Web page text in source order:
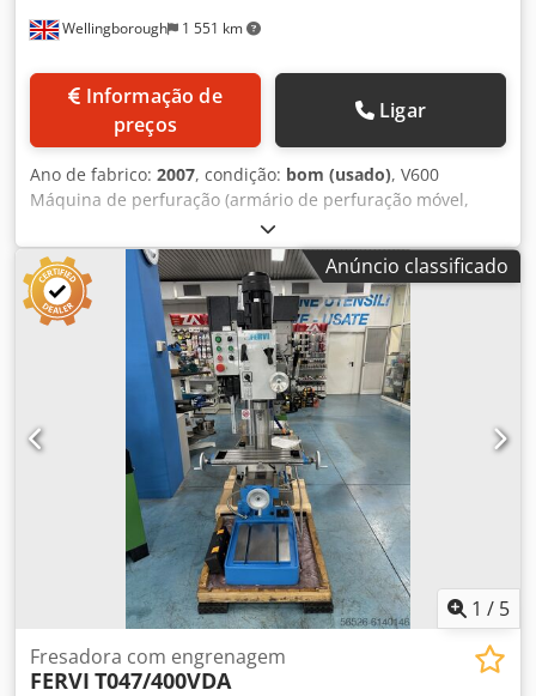
Wellingborough 1 551 km
preços
Ligar
Ano de fabrico: 2007, condição: bom (usado), V600
Máquina de perfuração (armário de perfuração móvel,
executado com 1 unidade de perfuração horizontal e
trocador automático de ferramentas) Mesa de perfuração
com calha de alimentação de 15 metros de comprimento,
comprimento efetivo de 12 metros Hardware e software
(inclui o controlo da máquina VACON 110) Dodpfxeq Hgg
Uo Ailsck Dispositivos de segurança (para-choques de
segurança) Ano de construção 2007
Anúncio classificado
1 / 5
Fresadora com engrenagem
FERVI T047/400VDA